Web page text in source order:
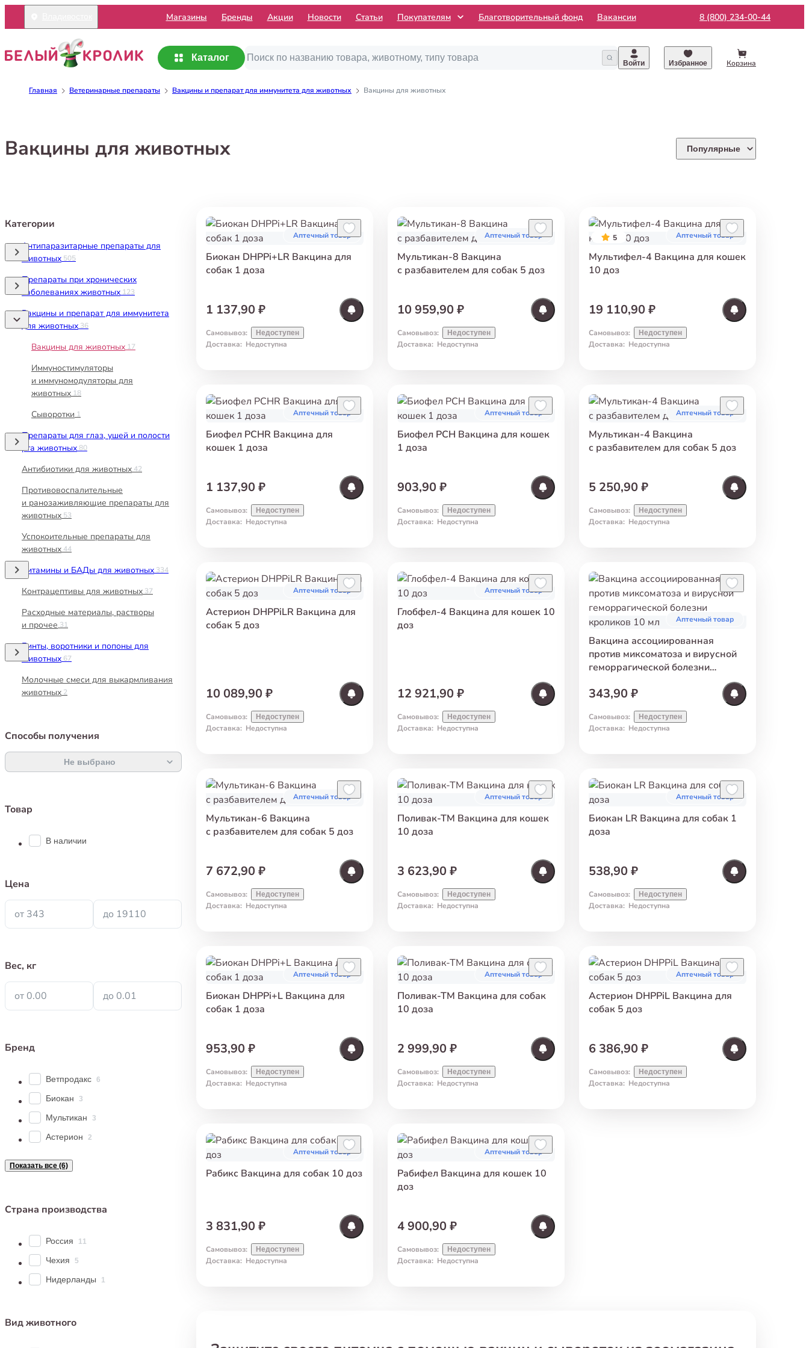
Mагазины Бренды Акции Новости Статьи Покупателям Благотворительный фонд Вакансии 8 (800) 234-00-44
Каталог
Войти Избранное Корзина
Главная Ветеринарные препараты Вакцины и препарат для иммунитета для животных Вакцины для животных
Вакцины для животных Популярные
Категории
Антипаразитарные препараты для
животных 505
Препараты при хронических
заболеваниях животных 123
Вакцины и препарат для иммунитета
для животных 36
Вакцины для животных 17
Иммуностимуляторы
и иммуномодуляторы для
животных 18
Сыворотки 1
Препараты для глаз, ушей и полости
рта животных 80
Антибиотики для животных 42
Противовоспалительные
и ранозаживляющие препараты для
животных 53
Успокоительные препараты для
животных 44
Витамины и БАДы для животных 334
Контрацептивы для животных 37
Расходные материалы, растворы
и прочее 31
Бинты, воротники и попоны для
животных 67
Молочные смеси для выкармливания
животных 2
Способы получения
Не выбрано
Товар
В наличии
Цена
от 343 до 19110
Вес, кг
от 0.00 до 0.01
Бренд
Ветпродакс 6
Биокан 3
Мультикан 3
Астерион 2
Показать все (6)
Страна производства
Россия 11
Чехия 5
Нидерланды 1
Вид животного
Аптечный товар
Биокан DHPPi+LR Вакцина для
собак 1 доза
1 137,90 ₽
Самовывоз: Недоступен
Доставка: Недоступна
Аптечный товар
Мультикан-8 Вакцина
с разбавителем для собак 5 доз
10 959,90 ₽
Самовывоз: Недоступен
Доставка: Недоступна
5 Аптечный товар
Мультифел-4 Вакцина для кошек
10 доз
19 110,90 ₽
Самовывоз: Недоступен
Доставка: Недоступна
Аптечный товар
Биофел PCHR Вакцина для
кошек 1 доза
1 137,90 ₽
Самовывоз: Недоступен
Доставка: Недоступна
Аптечный товар
Биофел PCH Вакцина для кошек
1 доза
903,90 ₽
Самовывоз: Недоступен
Доставка: Недоступна
Аптечный товар
Мультикан-4 Вакцина
с разбавителем для собак 5 доз
5 250,90 ₽
Самовывоз: Недоступен
Доставка: Недоступна
Аптечный товар
Астерион DHPPiLR Вакцина для
собак 5 доз
10 089,90 ₽
Самовывоз: Недоступен
Доставка: Недоступна
Аптечный товар
Глобфел-4 Вакцина для кошек 10
доз
12 921,90 ₽
Самовывоз: Недоступен
Доставка: Недоступна
Аптечный товар
Вакцина ассоциированная
против миксоматоза и вирусной
геморрагической болезни
343,90 ₽
Самовывоз: Недоступен
Доставка: Недоступна
Аптечный товар
Мультикан-6 Вакцина
с разбавителем для собак 5 доз
7 672,90 ₽
Самовывоз: Недоступен
Доставка: Недоступна
Аптечный товар
Поливак-ТМ Вакцина для кошек
10 доза
3 623,90 ₽
Самовывоз: Недоступен
Доставка: Недоступна
Аптечный товар
Биокан LR Вакцина для собак 1
доза
538,90 ₽
Самовывоз: Недоступен
Доставка: Недоступна
Аптечный товар
Биокан DHPPi+L Вакцина для
собак 1 доза
953,90 ₽
Самовывоз: Недоступен
Доставка: Недоступна
Аптечный товар
Поливак-ТМ Вакцина для собак
10 доза
2 999,90 ₽
Самовывоз: Недоступен
Доставка: Недоступна
Аптечный товар
Астерион DHPPiL Вакцина для
собак 5 доз
6 386,90 ₽
Самовывоз: Недоступен
Доставка: Недоступна
Аптечный товар
Рабикс Вакцина для собак 10 доз
3 831,90 ₽
Самовывоз: Недоступен
Доставка: Недоступна
Аптечный товар
Рабифел Вакцина для кошек 10
доз
4 900,90 ₽
Самовывоз: Недоступен
Доставка: Недоступна